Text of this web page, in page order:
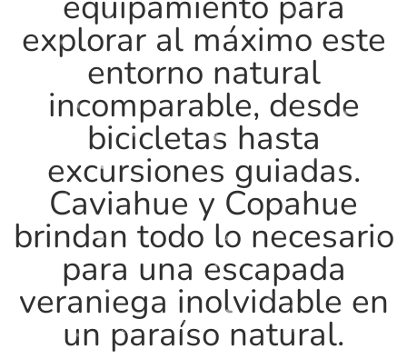
explorar al máximo este
entorno natural
incomparable, desde
bicicletas hasta
excursiones guiadas.
Caviahue y Copahue
brindan todo lo necesario
para una escapada
veraniega inolvidable en
un paraíso natural.